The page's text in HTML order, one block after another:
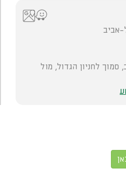
לחניון הגדול, מול